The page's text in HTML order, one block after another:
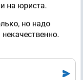
на юриста.
но надо